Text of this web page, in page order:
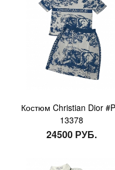
Костюм Christian Dior
13378
24500 РУБ.